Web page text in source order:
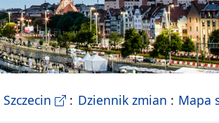
Szczecin
Miasta Szczecin
- Oficjalna strona Miasta
Dziennik zmian Mapa